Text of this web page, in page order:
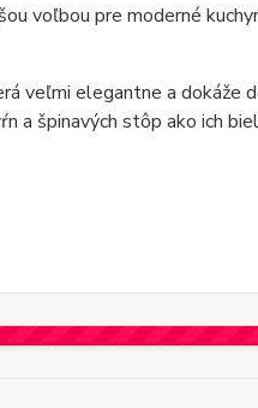
voľbou pre moderné
veľmi elegantne a dokáže
a špinavých stôp ako ich